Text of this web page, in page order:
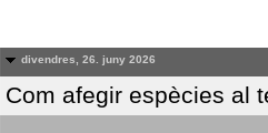
divendres, 26. juny 2026
Com afegir espècies al